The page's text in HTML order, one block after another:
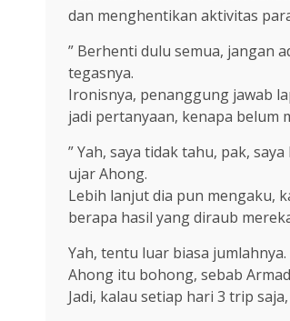
dan menghentikan aktivitas
” Berhenti dulu semua, jangan
tegasnya.
Ironisnya, penanggung jawab
jadi pertanyaan, kenapa belum
” Yah, saya tidak tahu, pak,
ujar Ahong.
Lebih lanjut dia pun mengaku,
berapa hasil yang diraub
Yah, tentu luar biasa
Ahong itu bohong, sebab
Jadi, kalau setiap hari 3 trip